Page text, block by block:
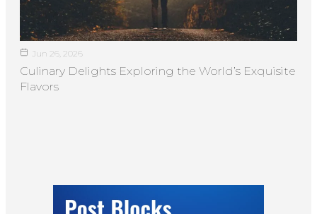
Jun 26, 2026
Culinary Delights Exploring the World’s Exquisite
Flavors